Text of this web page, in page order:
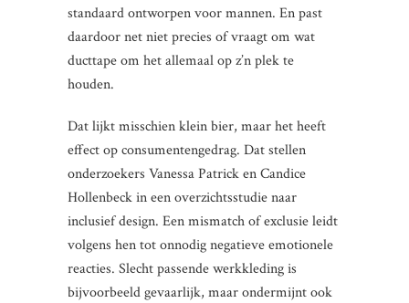
standaard ontworpen voor mannen. En past
daardoor net niet precies of vraagt om wat
ducttape om het allemaal op z’n plek te
houden.
Dat lijkt misschien klein bier, maar het heeft
effect op consumentengedrag. Dat stellen
onderzoekers Vanessa Patrick en Candice
Hollenbeck in een overzichtsstudie naar
inclusief design. Een mismatch of exclusie leidt
volgens hen tot onnodig negatieve emotionele
reacties. Slecht passende werkkleding is
bijvoorbeeld gevaarlijk, maar ondermijnt ook